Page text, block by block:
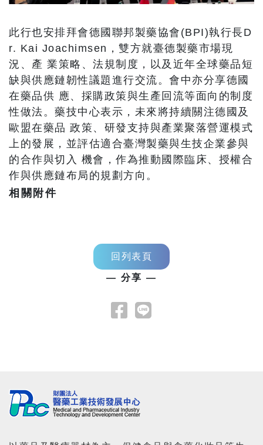
此行也安排拜會德國聯邦製藥協會(BPI)執行長D
r. Kai Joachimsen，雙方就臺德製藥市場現
況、產 業策略、法規制度，以及近年全球藥品短
缺與供應鏈韌性議題進行交流。會中亦分享德國
在藥品供 應、採購政策與生產回流等面向的制度
性做法。藥技中心表示，未來將持續關注德國及
歐盟在藥品 政策、研發支持與產業聚落營運模式
上的發展，並評估適合臺灣製藥與生技企業參與
的合作與切入 機會，作為推動國際臨床、授權合
作與供應鏈布局的規劃方向。
相關附件
回列表頁
— 分享 —